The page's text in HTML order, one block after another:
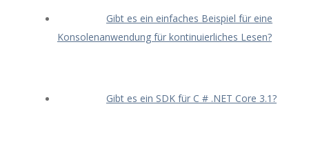
Gibt es ein einfaches Beispiel für eine
Konsolenanwendung für kontinuierliches Lesen?
Gibt es ein SDK für C # .NET Core 3.1?